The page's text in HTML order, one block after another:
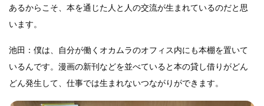
あるからこそ、本を通じた人と人の交流が生まれているのだと思
います。
池田：僕は、自分が働くオカムラのオフィス内にも本棚を置いて
いるんです。漫画の新刊などを並べていると本の貸し借りがどん
どん発生して、仕事では生まれないつながりができます。